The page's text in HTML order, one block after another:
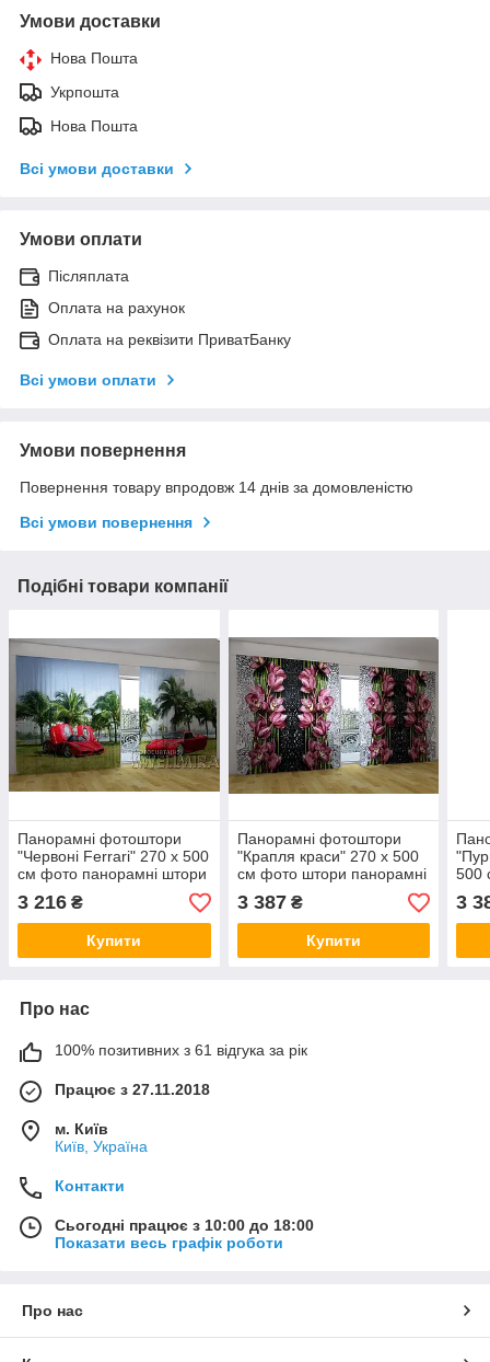
Умови доставки
Нова Пошта
Укрпошта
Нова Пошта
Всі умови доставки
Умови оплати
Післяплата
Оплата на рахунок
Оплата на реквізити ПриватБанку
Всі умови оплати
Умови повернення
Повернення товару впродовж 14 днів за домовленістю
Всі умови повернення
Подібні товари компанії
Панорамні фотоштори
"Червоні Ferrari" 270 х 500
см фото панорамні штори
VE
3 216 ₴
Купити
Панорамні фотоштори
"Крапля краси" 270 х 500
см фото штори панорамні
штори VE
3 387₴
Купити
500
3
Про нас
100% позитивних з 61 відгука за рік
Працює з 27.11.2018
м. Київ
Київ, Україна
Контакти
Сьогодні працює з 10:00 до 18:00
Показати весь графік роботи
Про нас